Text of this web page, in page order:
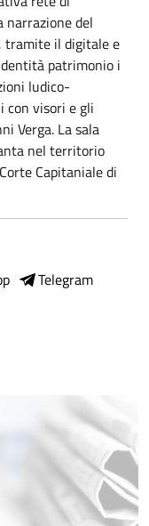
del
tramite il digitale e
patrimonio i
ludico-
visori e gli
Verga. La sala
nel territorio
Capitaniale di
Telegram